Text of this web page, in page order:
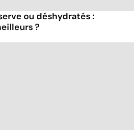
ou déshydratés :
?